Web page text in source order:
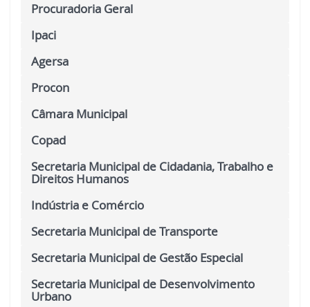
Procuradoria Geral
Ipaci
Agersa
Procon
Câmara Municipal
Copad
Secretaria Municipal de Cidadania, Trabalho e
Direitos Humanos
Indústria e Comércio
Secretaria Municipal de Transporte
Secretaria Municipal de Gestão Especial
Secretaria Municipal de Desenvolvimento
Urbano